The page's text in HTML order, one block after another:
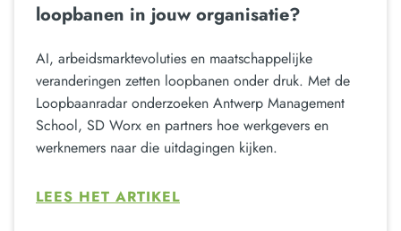
loopbanen in jouw organisatie?
AI, arbeidsmarktevoluties en maatschappelijke
veranderingen zetten loopbanen onder druk. Met de
Loopbaanradar onderzoeken Antwerp Management
School, SD Worx en partners hoe werkgevers en
werknemers naar die uitdagingen kijken.
LEES HET ARTIKEL